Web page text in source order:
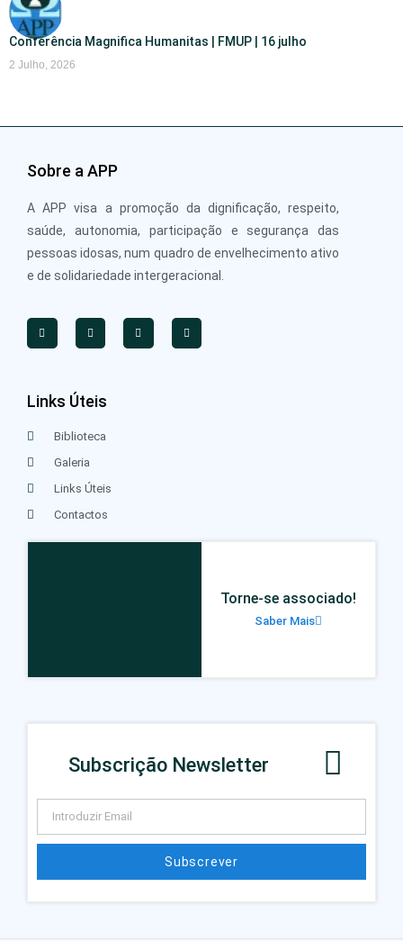
Conferência Magnifica Humanitas | FMUP | 16 julho
2 Julho, 2026
Sobre a APP
A APP visa a promoção da dignificação, respeito,
saúde, autonomia, participação e segurança das
pessoas idosas, num quadro de envelhecimento ativo
e de solidariedade intergeracional.
Links Úteis
Biblioteca
Galeria
Links Úteis
Contactos
Torne-se associado!
Saber Mais
Subscrição Newsletter
Subscrever